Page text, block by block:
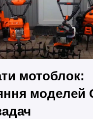
мотоблок:
моделей